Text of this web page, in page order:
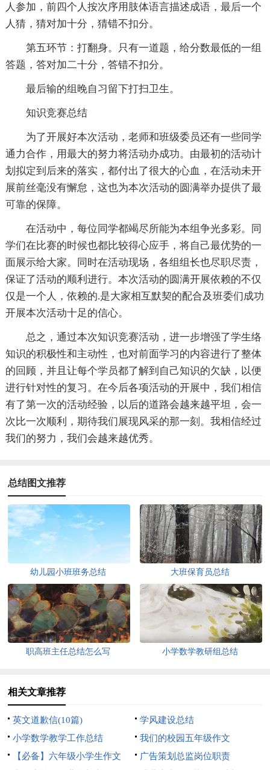
人参加，前四个人按次序用肢体语言描述成语，最后一个
人猜，猜对加十分，猜错不扣分。
第五环节：打翻身。只有一道题，给分数最低的一组
答题，答对加二十分，答错不扣分。
最后输的组晚自习留下打扫卫生。
知识竞赛总结
为了开展好本次活动，老师和班级委员还有一些同学
通力合作，用最大的努力将活动办成功。由最初的活动计
划拟定到后来的落实，都付出了很大的心血，在活动未开
展前丝毫没有懈怠，这也为本次活动的圆满举办提供了最
可靠的保障。
在活动中，每位同学都竭尽所能为本组争光多彩。同
学们在比赛的时候也都比较得心应手，将自己最优势的一
面展示给大家。同时在活动现场，各组组长也尽职尽责，
保证了活动的顺利进行。本次活动的圆满开展依赖的不仅
仅是一个人，依赖的.是大家相互默契的配合及班委们成功
开展本次活动十足的信心。
总之，通过本次知识竞赛活动，进一步增强了学生络
知识的积极性和主动性，也对前面学习的内容进行了整体
的回顾，并且让每个学员都了解到自己知识的欠缺，以便
进行针对性的复习。在今后各项活动的开展中，我们相信
有了第一次的活动经验，以后的道路会越来越平坦，会一
次比一次顺利，期待我们展现风采的那一刻。我相信经过
我们的努力，我们会越来越优秀。
总结图文推荐
幼儿园小班班务总结 大班保育员总结
职高班主任总结怎么写 小学数学教研组总结
相关文章推荐
英文道歉信(10篇)
学风建设总结
小学数学教学工作总结
我们的校园五年级作文
【必备】六年级小学生作文
广告策划总监岗位职责